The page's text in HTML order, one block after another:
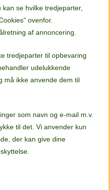
se hvilke tredjeparter,
ovenfor.
af annoncering.
tredjeparter til opbevaring
udelukkende
må ikke anvende dem til
som navn og e-mail m.v.
til det. Vi anvender kun
der kan give dine